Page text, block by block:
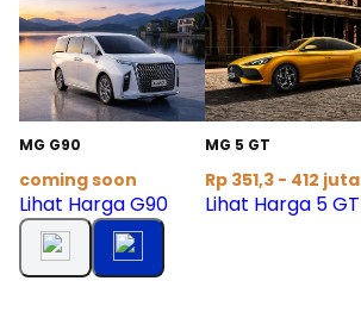
MG G90
coming soon
Lihat Harga G90
MG 5 GT
Rp 351,3 - 412 juta
Lihat Harga 5 GT